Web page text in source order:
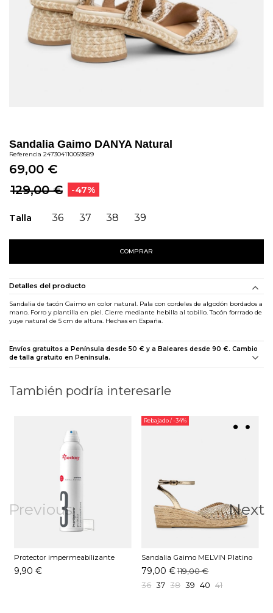
Sandalia Gaimo DANYA Natural
Referencia 247304110059589
69,00 €
129,00 €
-47%
Talla 36 37 38 39
COMPRAR
Detalles del producto
Sandalia de tacón Gaimo en color natural. Pala con cordeles de algodón bordados a
mano. Forro y plantilla en piel. Cierre mediante hebilla al tobillo. Tacón forrrado de
yuye natural de 5 cm de altura. Hechas en España.
Envíos gratuitos a Península desde 50 € y a Baleares desde 90 €. Cambio
de talla gratuito en Península.
También podría interesarle
Previous
Protector impermeabilizante
Pedag 250 ML
9,90 €
Rebajado/ -34%
Sandalia Gaimo MELVIN Platino
79,00 € 119,00 €
36 37 38 39 40 41
Next